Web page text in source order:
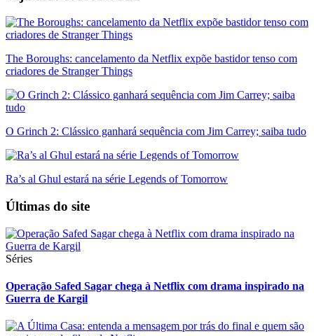
The Boroughs: cancelamento da Netflix expõe bastidor tenso com
criadores de Stranger Things
O Grinch 2: Clássico ganhará sequência com Jim Carrey; saiba tudo
Ra’s al Ghul estará na série Legends of Tomorrow
Últimas do site
Séries
Operação Safed Sagar chega à Netflix com drama inspirado na
Guerra de Kargil